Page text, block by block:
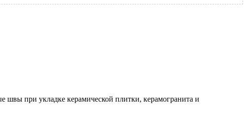
при укладке керамической плитки, керамогранита и